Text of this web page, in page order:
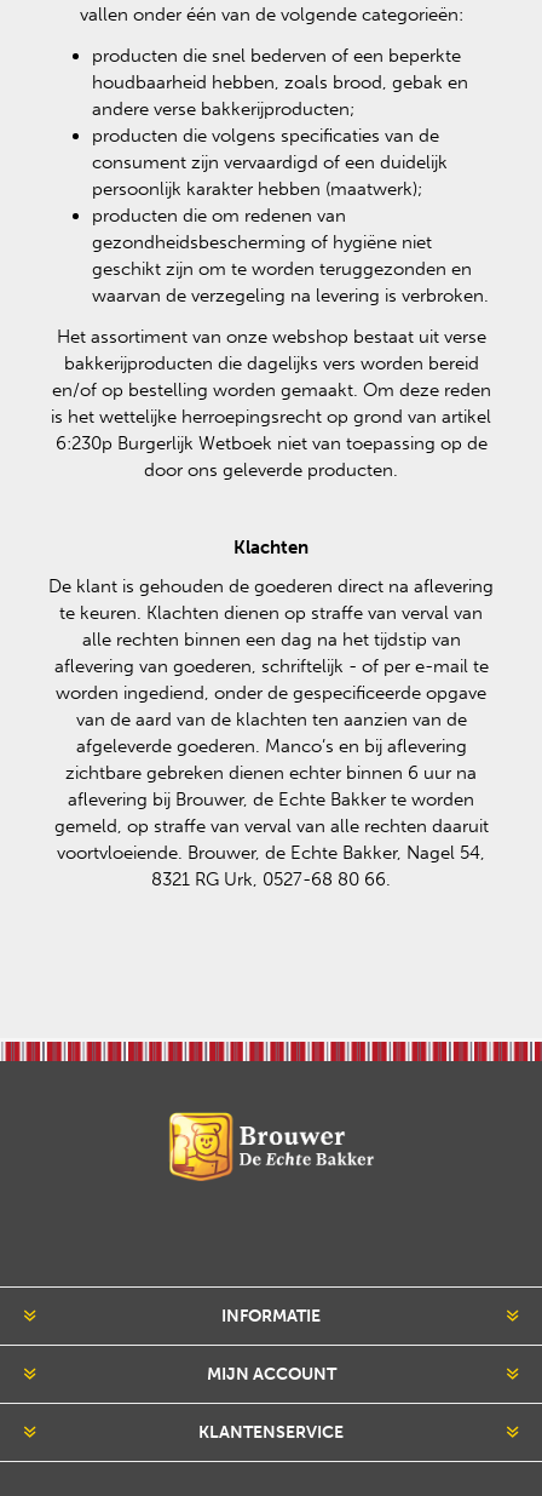
vallen onder één van de volgende categorieën:
producten die snel bederven of een beperkte
houdbaarheid hebben, zoals brood, gebak en
andere verse bakkerijproducten;
producten die volgens specificaties van de
consument zijn vervaardigd of een duidelijk
persoonlijk karakter hebben (maatwerk);
producten die om redenen van
gezondheidsbescherming of hygiëne niet
geschikt zijn om te worden teruggezonden en
waarvan de verzegeling na levering is verbroken.
Het assortiment van onze webshop bestaat uit verse
bakkerijproducten die dagelijks vers worden bereid
en/of op bestelling worden gemaakt. Om deze reden
is het wettelijke herroepingsrecht op grond van artikel
6:230p Burgerlijk Wetboek niet van toepassing op de
door ons geleverde producten.
Klachten
De klant is gehouden de goederen direct na aflevering
te keuren. Klachten dienen op straffe van verval van
alle rechten binnen een dag na het tijdstip van
aflevering van goederen, schriftelijk - of per e-mail te
worden ingediend, onder de gespecificeerde opgave
van de aard van de klachten ten aanzien van de
afgeleverde goederen. Manco’s en bij aflevering
zichtbare gebreken dienen echter binnen 6 uur na
aflevering bij Brouwer, de Echte Bakker te worden
gemeld, op straffe van verval van alle rechten daaruit
voortvloeiende. Brouwer, de Echte Bakker, Nagel 54,
8321 RG Urk, 0527-68 80 66.
INFORMATIE
MIJN ACCOUNT
KLANTENSERVICE